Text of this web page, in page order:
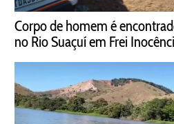
Corpo de homem é
no Rio Suaçuí em Frei